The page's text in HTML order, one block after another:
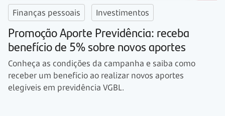
Finanças pessoais Investimentos
Promoção Aporte Previdência: receba
benefício de 5% sobre novos aportes
Conheça as condições da campanha e saiba como
receber um benefício ao realizar novos aportes
elegíveis em previdência VGBL.